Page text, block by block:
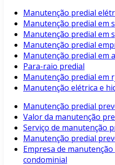
Manutenção predial
Manutenção predial em
Manutenção predial em
Manutenção predial
Manutenção predial em
Para-raio predial
Manutenção predial em
Manutenção elétrica e
Manutenção predial
Valor da manutenção
Serviço de manutenção
Manutenção predial
Empresa de
condominial